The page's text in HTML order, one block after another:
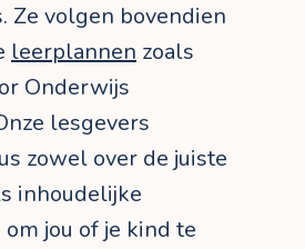
Ze volgen bovendien
leerplannen zoals
Onderwijs
lesgevers
zowel over de juiste
inhoudelijke
jou of je kind te